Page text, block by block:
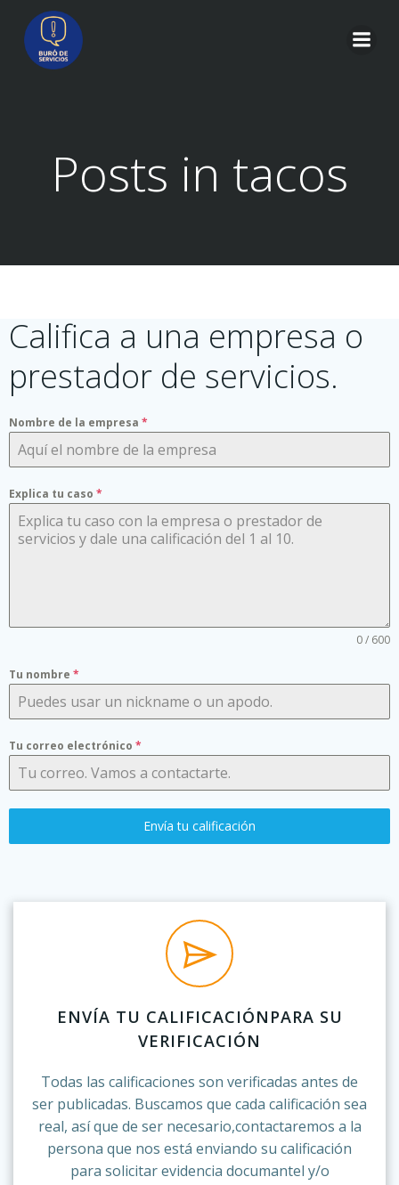
Posts in tacos
Califica a una empresa o
prestador de servicios.
Nombre de la empresa *
Explica tu caso *
0 / 600
Tu nombre *
Tu correo electrónico *
Envía tu calificación
ENVÍA TU CALIFICACIÓNPARA SU
VERIFICACIÓN
Todas las calificaciones son verificadas antes de
ser publicadas. Buscamos que cada calificación sea
real, así que de ser necesario,contactaremos a la
persona que nos está enviando su calificación
para solicitar evidencia documantel y/o